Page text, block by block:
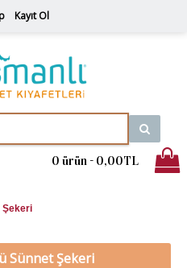
Kayıt Ol
0 ürün - 0,00TL
Şekeri
Sünnet Şekeri